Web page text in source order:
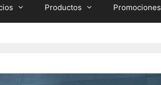
Productos Promociones